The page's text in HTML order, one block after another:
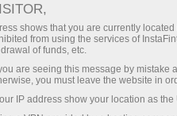
ইন্সটাফরেক্সে
অ্যাকাউন্ট নিবন্ধন করতে বেশি
নতুনদেরকে ফরেক্সে সফলভাবে
করে। আপনি ওয়েলকাম বোনাস
shows that you are currently
from using the services of
of funds, etc.
are seeing this message by
you must leave the website in
IP address show your location as the